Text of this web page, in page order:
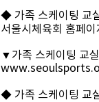
◆ 가족 스케이팅 교
서울시체육회 홈페
▼가족 스케이팅 교
◆ 가족 스케이팅 교